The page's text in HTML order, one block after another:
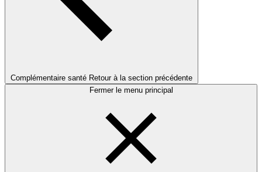
Complémentaire santé Retour à la section précédente
Fermer le menu principal